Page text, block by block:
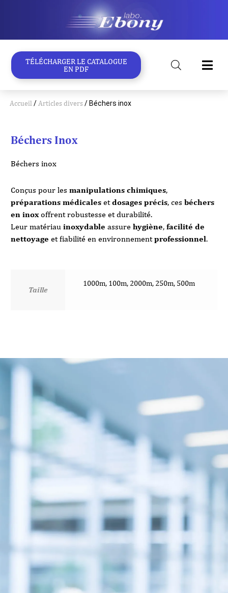
TÉLÉCHARGER LE CATALOGUE
EN PDF
Accueil /Articles divers / Béchers inox
Béchers Inox
Béchers inox
Conçus pour les manipulations chimiques,
préparations médicales etdosages précis, ces béchers
en inoxoffrent robustesse et durabilité.
Leur matériau inoxydable assure hygiène, facilité de
nettoyage et fiabilité en environnementprofessionnel.
Taille
1000m, 100m, 2000m, 250m, 500m